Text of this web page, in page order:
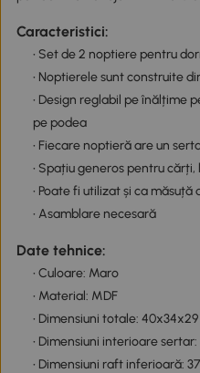
Caracteristici:
• Set de 2 noptiere pentru
• Noptierele sunt construite
• Design reglabil pe înălțime
pe podea
• Fiecare noptieră are un
• Spațiu generos pentru
• Poate fi utilizat și ca
• Asamblare necesară
Date tehnice:
• Culoare: Maro
• Material: MDF
• Dimensiuni totale:
• Dimensiuni interioare
• Dimensiuni raft inferioară: